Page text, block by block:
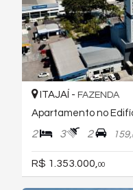
ITAJAÍ - FAZENDA
Apartamento no
2 3 2 159,
R$ 1.353.000, 00